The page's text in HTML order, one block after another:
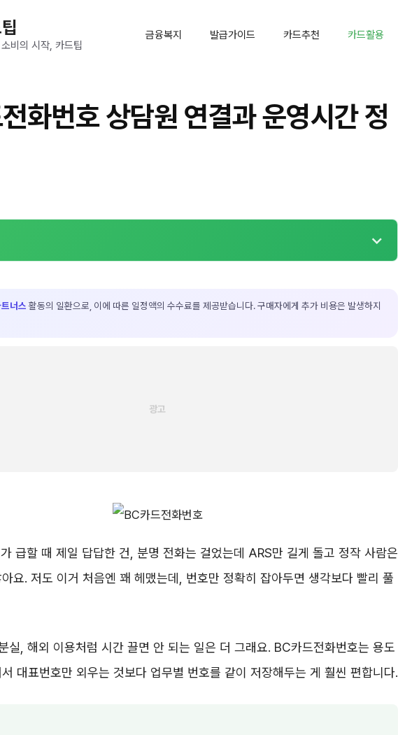
비의 시작, 카드팁
금융복지 발급가이드 카드추천 카드활용
화번호 상담원 연결과 운영시간 정
너스 활동의 일환으로, 이에 따른 일정액의 수수료를 제공받습니다. 구매자에게 추가 비용은 발생하지
급할 때 제일 답답한 건, 분명 전화는 걸었는데 ARS만 길게 돌고 정작 사람은
요. 저도 이거 처음엔 꽤 헤맸는데, 번호만 정확히 잡아두면 생각보다 빨리 풀
실, 해외 이용처럼 시간 끌면 안 되는 일은 더 그래요. BC카드전화번호는 용도
대표번호만 외우는 것보다 업무별 번호를 같이 저장해두는 게 훨씬 편합니다.